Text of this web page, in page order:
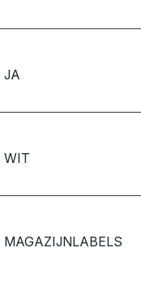
JA
WIT
MAGAZIJNLABELS